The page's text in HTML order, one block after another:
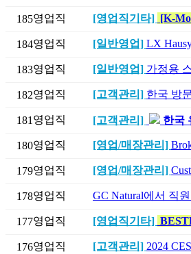
185영업직 [영업직기타] [K-
184영업직 [일반영업] LX
183영업직 [일반영업] 가정용
182영업직 [고객관리] 한국 방
181 영업직 [고객관리] 한국
180영업직 [영업/매장관리]
179영업직 [영업/매장관리]
178영업직 GC Natural에서 직
177영업직 [영업직기타]
176영업직 [고객관리] 2024